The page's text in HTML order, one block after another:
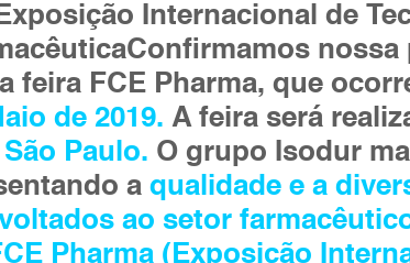
Internacional de
Confirmamos nossa
feira FCE Pharma, que
de 2019. A feira será
Paulo. O grupo Isodur
a qualidade e a
ao setor
Pharma (Exposição